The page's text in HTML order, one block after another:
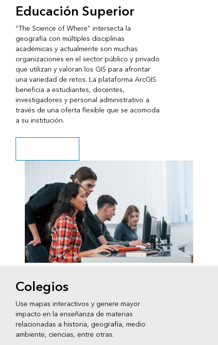
Educación Superior
“The Science of Where” intersecta la
geografía con múltiples disciplinas
académicas y actualmente son muchas
organizaciones en el sector público y privado
que utilizan y valoran los GIS para afrontar
una variedad de retos. La plataforma ArcGIS
beneficia a estudiantes, docentes,
investigadores y personal administrativo a
través de una oferta flexible que se acomoda
a su institución.
Ver más Información
Colegios
Use mapas interactivos y genere mayor
impacto en la enseñanza de materias
relacionadas a historia, geografía, medio
ambiente, ciencias, entre otras.